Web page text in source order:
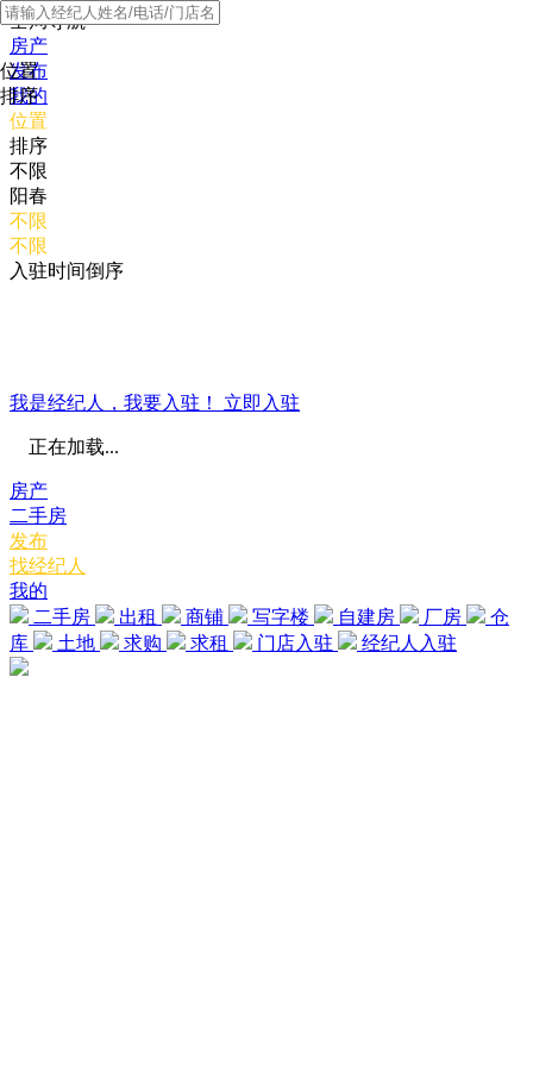
全局导航
房产
发布
我的
位置
排序
位置
排序
不限
阳春
不限
不限
入驻时间倒序
我是经纪人，我要入驻！ 立即入驻
正在加载...
房产
二手房
发布
找经纪人
我的
二手房
出租 商铺 写字楼 自建房 厂房
仓
库
土地 求购 求租 门店入驻 经纪人入驻